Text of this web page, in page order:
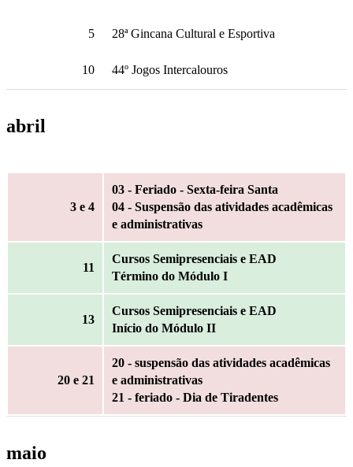
5 28ª Gincana Cultural e Esportiva
10 44º Jogos Intercalouros
abril
3 e 4
03 - Feriado - Sexta-feira Santa
04 - Suspensão das atividades acadêmicas
e administrativas
11
Cursos Semipresenciais e EAD
Término do Módulo I
13
Cursos Semipresenciais e EAD
Início do Módulo II
20 e 21
20 - suspensão das atividades acadêmicas
e administrativas
21 - feriado - Dia de Tiradentes
maio